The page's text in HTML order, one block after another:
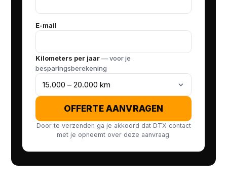
E-mail
Kilometers per jaar— voor je
besparingsberekening
OFFERTE AANVRAGEN
Door te verzenden ga je akkoord dat DTX contact
met je opneemt over deze aanvraag.